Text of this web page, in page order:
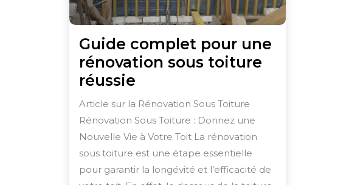
Guide complet pour une
rénovation sous toiture
réussie
complet
pour
une
rénovation
sous
Article sur la Rénovation Sous Toiture
Rénovation Sous Toiture : Donnez une
Nouvelle Vie à Votre Toit La rénovation
sous toiture est une étape essentielle
pour garantir la longévité et l’efficacité de